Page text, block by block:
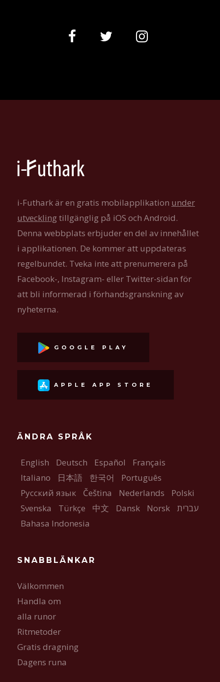
i-Futhark är en gratis mobilapplikation under
utvecklingtillgänglig på iOS och Android.
Denna webbplats erbjuder en del av innehållet
i applikationen. De kommer att uppdateras
regelbundet. Tveka inte att prenumerera på
Facebook-, Instagram- eller Twitter-sidan för
att bli informerad i förhandsgranskning av
nyheterna.
GOOGLE PLAY
APPLE APP STORE
ÄNDRA SPRÅK
English Deutsch Español
Français
Italiano
日本語 한국어
Português
Русский язык
Čeština Nederlands
Polski
Svenska
Türkçe 中文 Dansk Norsk
עברית
Bahasa Indonesia
SNABBLÄNKAR
Välkommen
Handla om
alla runor
Ritmetoder
Gratis dragning
Dagens runa